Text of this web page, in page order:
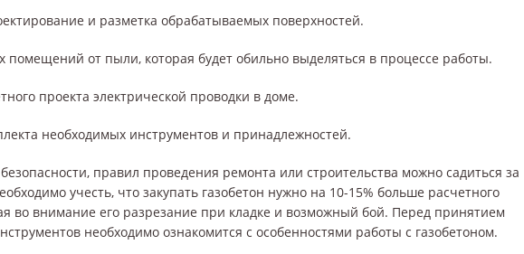
и разметка обрабатываемых поверхностей.
помещений от пыли, которая будет обильно выделяться в процессе работы.
проекта электрической проводки в доме.
необходимых инструментов и принадлежностей.
правил проведения ремонта или строительства можно садиться за
учесть, что закупать газобетон нужно на 10-15% больше расчетного
во внимание его разрезание при кладке и возможный бой. Перед принятием
необходимо ознакомится с особенностями работы с газобетоном.